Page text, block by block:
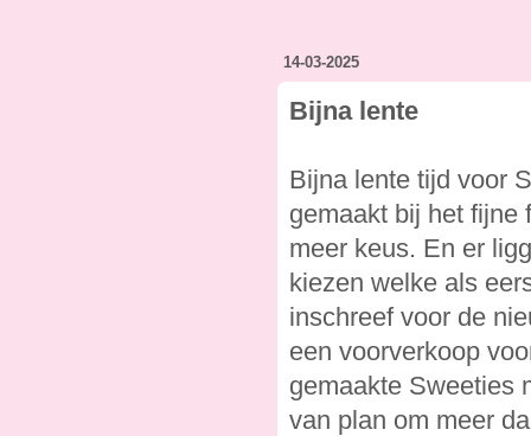
14-03-2025
Bijna lente
Bijna lente tijd voor
gemaakt bij het fijne
meer keus. En er
kiezen welke als
inschreef voor de
een voorverkoop
gemaakte Sweeties
van plan om meer